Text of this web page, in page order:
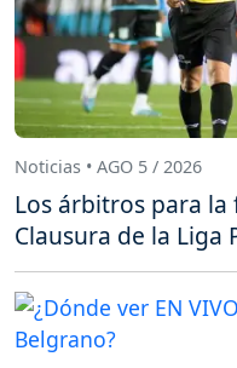
Noticias • AGO 5 / 2026
Los árbitros para la
Clausura de la Liga